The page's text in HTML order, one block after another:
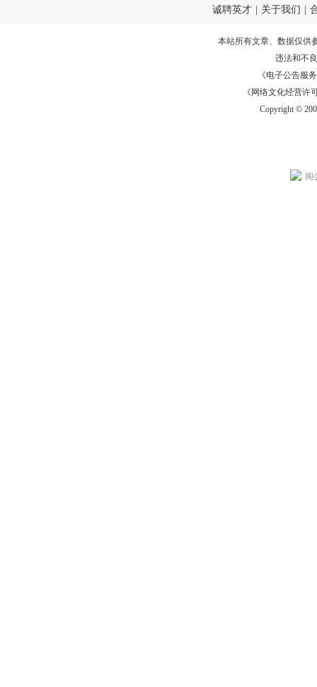
诚聘英才 关于我们
本站所有文章、数据仅供
违法和不
《电子公告服务
《网络文化经营许
Copyright ©
闽